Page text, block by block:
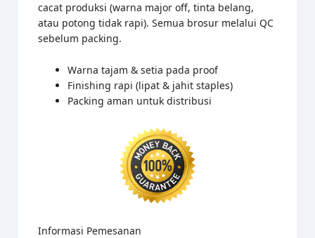
cacat produksi (warna major off, tinta belang,
atau potong tidak rapi). Semua brosur melalui QC
sebelum packing.
Warna tajam & setia pada proof
Finishing rapi (lipat & jahit staples)
Packing aman untuk distribusi
Informasi Pemesanan